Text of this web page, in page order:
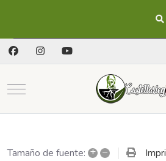
Mobile Menu Toggle
Tamaño de fuente: + –